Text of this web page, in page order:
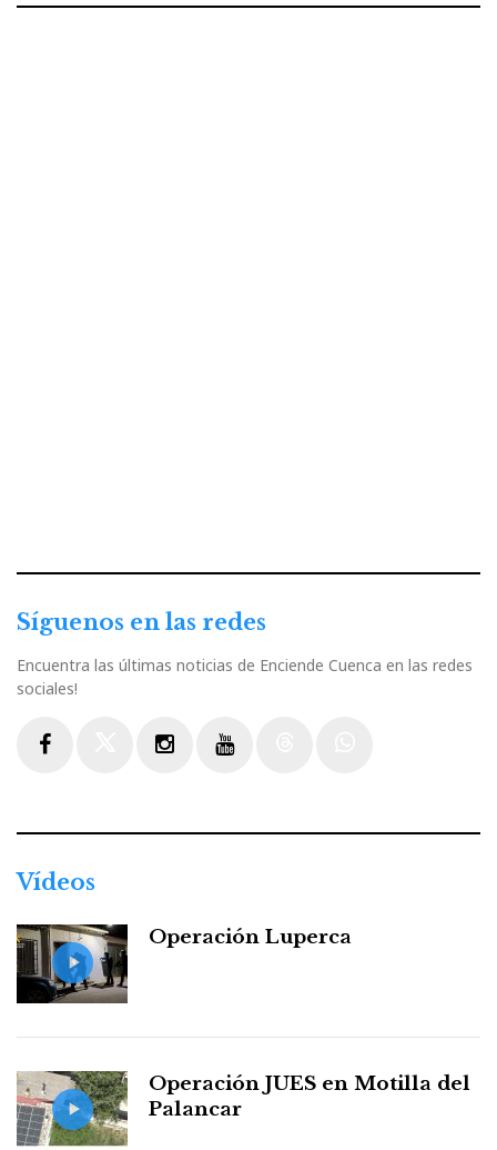
Síguenos en las redes
Encuentra las últimas noticias de Enciende Cuenca en las redes
sociales!
Vídeos
Operación Luperca
Operación JUES en Motilla del
Palancar